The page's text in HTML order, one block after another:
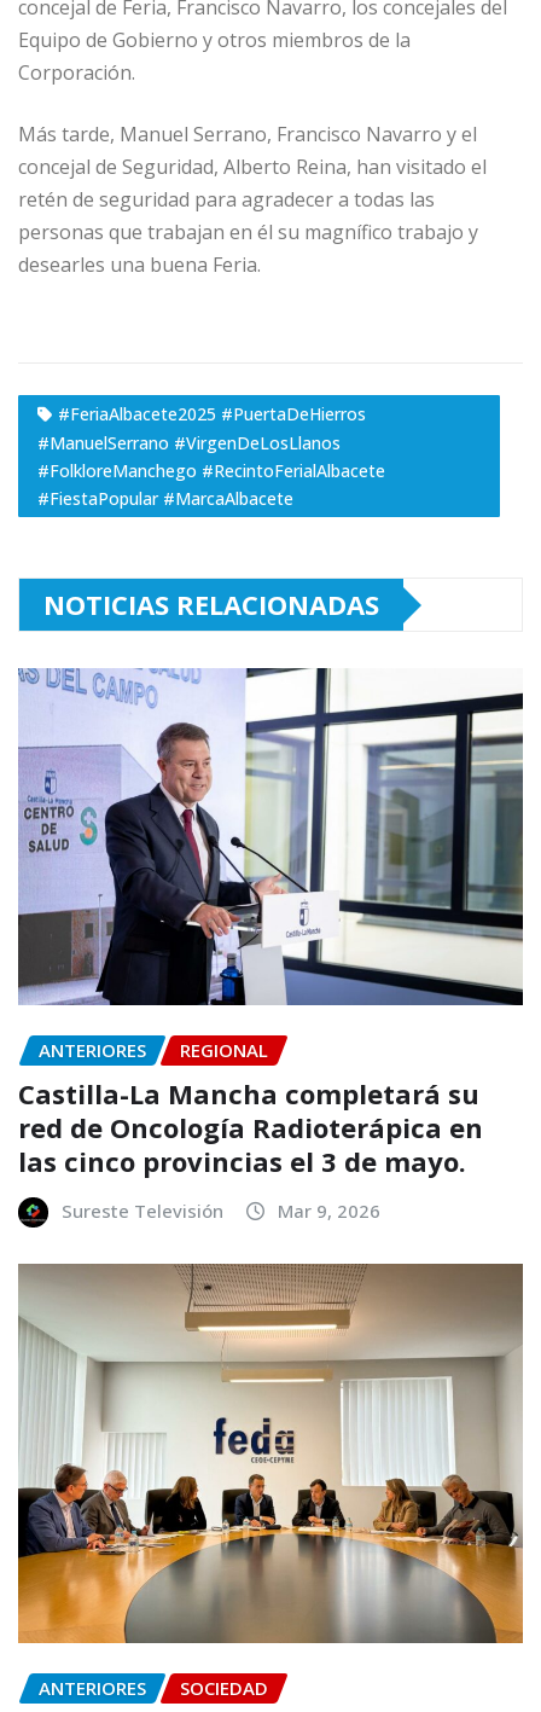
concejal de Feria, Francisco Navarro, los concejales del
Equipo de Gobierno y otros miembros de la
Corporación.
Más tarde, Manuel Serrano, Francisco Navarro y el
concejal de Seguridad, Alberto Reina, han visitado el
retén de seguridad para agradecer a todas las
personas que trabajan en él su magnífico trabajo y
desearles una buena Feria.
#FeriaAlbacete2025 #PuertaDeHierros
#ManuelSerrano #VirgenDeLosLlanos
#FolkloreManchego #RecintoFerialAlbacete
#FiestaPopular #MarcaAlbacete
NOTICIAS RELACIONADAS
ANTERIORES REGIONAL
Castilla-La Mancha completará su
red de Oncología Radioterápica en
las cinco provincias el 3 de mayo.
Sureste Televisión Mar 9, 2026
ANTERIORES SOCIEDAD